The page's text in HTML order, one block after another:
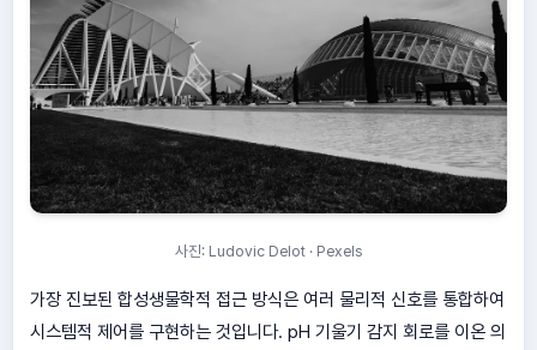
사진: Ludovic Delot · Pexels
가장 진보된 합성생물학적 접근 방식은 여러 물리적 신호를 통합하여
시스템적 제어를 구현하는 것입니다. pH 기울기 감지 회로를 이온 의